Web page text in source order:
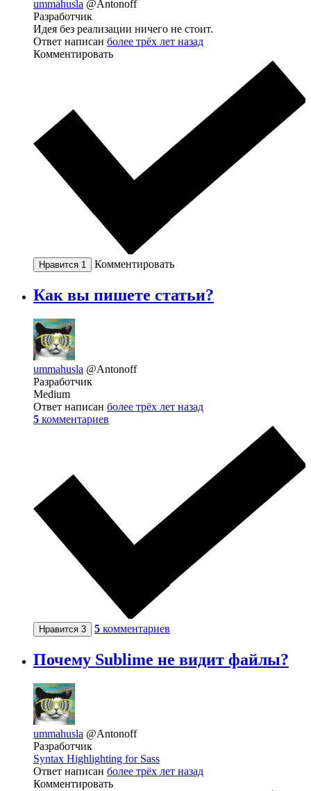
ummahusla @Antonoff
Разработчик
Идея без реализации ничего не стоит.
Ответ написан более трёх лет назад
Комментировать
Нравится 1 Комментировать
Как вы пишете статьи?
ummahusla @Antonoff
Разработчик
Medium
Ответ написан более трёх лет назад
5 комментариев
Нравится 3 5 комментариев
Почему Sublime не видит файлы?
ummahusla @Antonoff
Разработчик
Syntax Highlighting for Sass
Ответ написан более трёх лет назад
Комментировать